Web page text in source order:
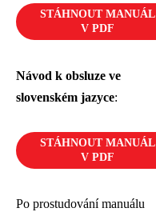
STÁHNOUT MANUÁL
V PDF
Návod k obsluze ve
slovenském jazyce:
STÁHNOUT MANUÁL
V PDF
Po prostudování manuálu